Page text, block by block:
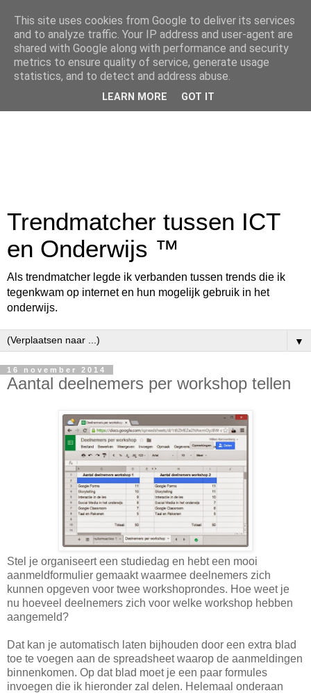
Trendmatcher tussen ICT
en Onderwijs ™
Als trendmatcher legde ik verbanden tussen trends die ik
tegenkwam op internet en hun mogelijk gebruik in het
onderwijs.
▼
16 november 2014
Aantal deelnemers per workshop tellen
Stel je organiseert een studiedag en hebt een mooi
aanmeldformulier gemaakt waarmee deelnemers zich
kunnen opgeven voor twee workshoprondes. Hoe weet je
nu hoeveel deelnemers zich voor welke workshop hebben
aangemeld?
Dat kan je automatisch laten bijhouden door een extra blad
toe te voegen aan de spreadsheet waarop de aanmeldingen
binnenkomen. Op dat blad moet je een paar formules
invoegen die ik hieronder zal delen. Helemaal onderaan
This site uses cookies from Google to deliver its services
and to analyze traffic. Your IP address and user-agent are
shared with Google along with performance and security
metrics to ensure quality of service, generate usage
statistics, and to detect and address abuse.
LEARN MORE GOT IT